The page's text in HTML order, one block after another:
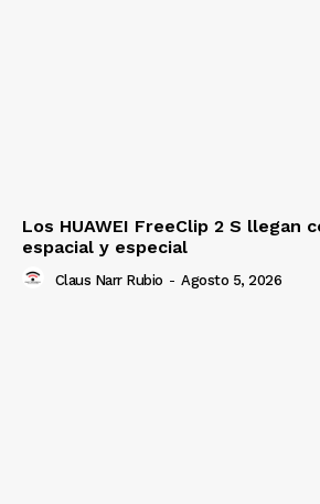
Los HUAWEI FreeClip 2 S llegan
espacial y especial
Claus Narr Rubio - Agosto 5, 2026